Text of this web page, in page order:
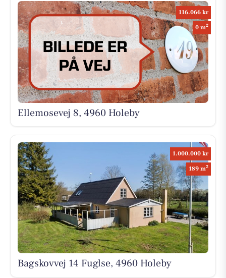
116.066 kr
0 m2
Ellemosevej 8, 4960 Holeby
1.000.000 kr
189 m2
Bagskovvej 14 Fuglse, 4960 Holeby